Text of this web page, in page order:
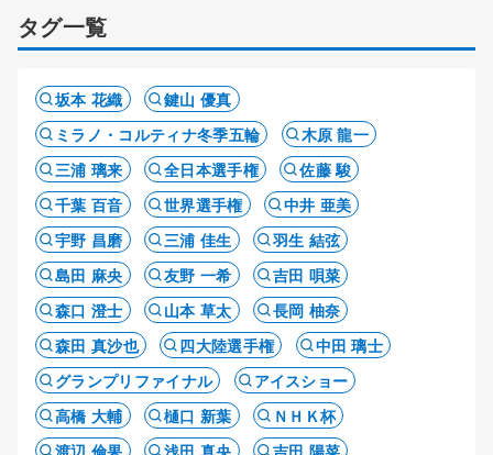
タグ一覧
坂本 花織
鍵山 優真
ミラノ・コルティナ冬季五輪
木原 龍一
三浦 璃来
全日本選手権
佐藤 駿
千葉 百音
世界選手権
中井 亜美
宇野 昌磨
三浦 佳生
羽生 結弦
島田 麻央
友野 一希
吉田 唄菜
森口 澄士
山本 草太
長岡 柚奈
森田 真沙也
四大陸選手権
中田 璃士
グランプリファイナル
アイスショー
高橋 大輔
樋口 新葉
ＮＨＫ杯